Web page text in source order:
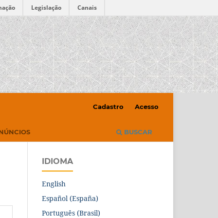
Legislação Canais
BUSCAR
Cadastro Acesso
IDIOMA
English
Español (España)
Português (Brasil)